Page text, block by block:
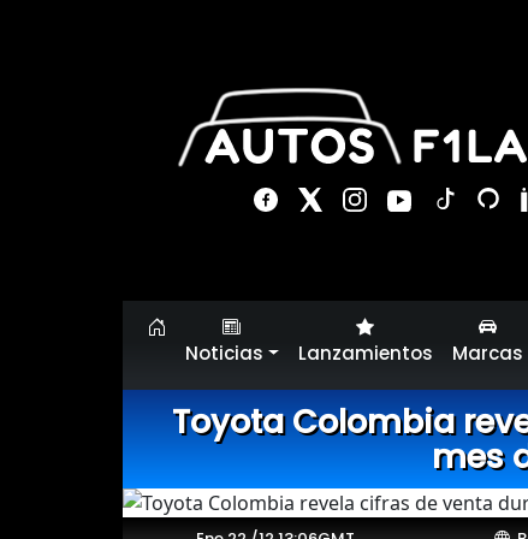
Noticias Lanzamientos Marcas
Toyota Colombia
mes